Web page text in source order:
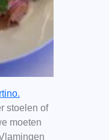
stoelen of
moeten